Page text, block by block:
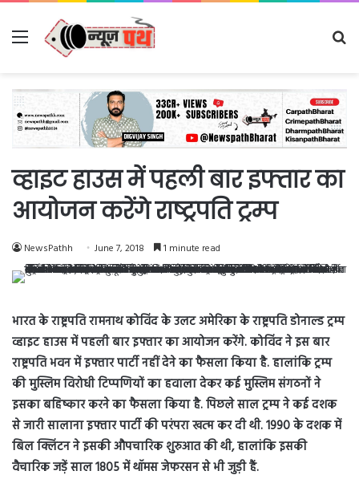
Menu
व्हाइट हाउस में पहली बार इफ्तार का
आयोजन करेंगे राष्ट्रपति ट्रम्प
NewsPathh June 7, 2018 1 minute read
भारत के राष्ट्रपति रामनाथ कोविंद के उलट अमेरिका के राष्ट्रपति डोनाल्ड ट्रम्प
व्हाइट हाउस में पहली बार इफ्तार का आयोजन करेंगे. कोविंद ने इस बार
राष्ट्रपति भवन में इफ्तार पार्टी नहीं देने का फैसला किया है. हालांकि ट्रम्प
की मुस्लिम विरोधी टिप्पणियों का हवाला देकर कई मुस्लिम संगठनों ने
इसका बहिष्कार करने का फैसला किया है. पिछले साल ट्रम्प ने कई दशक
से जारी सालाना इफ्तार पार्टी की परंपरा खत्म कर दी थी. 1990 के दशक में
बिल क्लिंटन ने इसकी औपचारिक शुरुआत की थी, हालांकि इसकी
वैचारिक जड़ें साल 1805 में थॉमस जेफरसन से भी जुड़ी हैं.